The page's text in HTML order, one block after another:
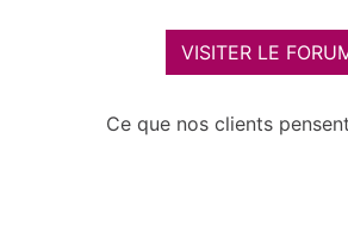
VISITER LE
Ce que nos clients